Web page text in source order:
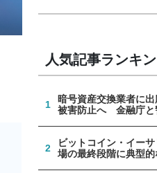
人気記事ランキ
1
暗号資産交換業者に
被害防止へ 金融庁と
2
ビットコイン・イー
場の最終段階に典型